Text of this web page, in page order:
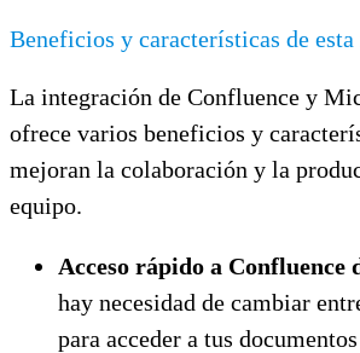
Beneficios y características de
La integración de Confluence y
ofrece varios beneficios y
mejoran la colaboración y la
equipo.
Acceso rápido a Confluence
hay necesidad de cambiar
para acceder a tus